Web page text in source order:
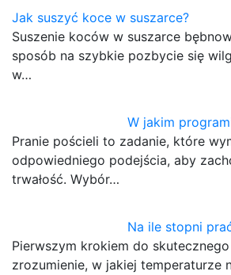
Jak suszyć koce w suszarce?
Suszenie koców w suszarce
sposób na szybkie pozbycie się
w…
W jakim
Pranie pościeli to zadanie, które
odpowiedniego podejścia, aby
trwałość. Wybór…
Na ile stopni
Pierwszym krokiem do
zrozumienie, w jakiej temperaturze